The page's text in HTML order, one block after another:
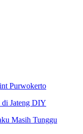
Purwokerto
di Jateng DIY
Masih Tunggu